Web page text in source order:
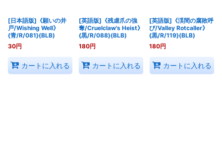
[日本語版]《願いの井
戸/Wishing Well》
{青/R/081}(BLB)
30円
カートに入れる
[英語版]《残虐爪の強
奪/Cruelclaw's Heist》
{黒/R/088}(BLB)
180円
カートに入れる
[英語版]《渓間の腐敗呼
び/Valley Rotcaller》
{黒/R/119}(BLB)
180円
カートに入れる